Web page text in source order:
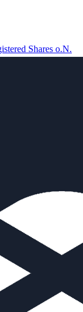
Shares o.N.